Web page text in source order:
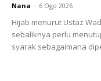
terdapat dalam kicap,
Dikatakan bahawa ia
reseptor otak kita dan
Nana - 6 Ogo 2026
Hijab menurut Ustaz
sebaliknya perlu
syarak sebagaimana